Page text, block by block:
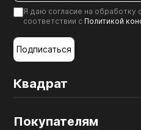
Квадрат
Покупателям
Я даю согласие на обработку
соответствии с Политикой
Подписаться